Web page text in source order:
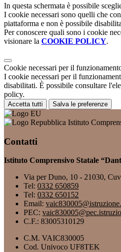
In questa schermata è possibile
I cookie necessari sono quelli che
piattaforma e non è possibile
Per conoscere quali sono i cookie
visionare la COOKIE POLICY.
Cookie necessari per il
I cookie necessari per il
disabilitati. È possibile consultare
policy.
Accetta tutti Salva le preferenze
Istituto
Contatti
Istituto Comprensivo Statale
Via per Duno, 10 - 21030,
Tel: 0332 650859
Tel: 0332 650152
Email:
PEC:
C.F.: 83005310129
C.M. VAIC830005
Cod. Univoco UF8TEK